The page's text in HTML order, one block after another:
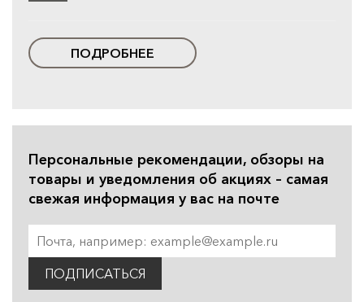
ПОДРОБНЕЕ
Персональные рекомендации, обзоры на
товары и уведомления об акциях – самая
свежая информация у вас на почте
ПОДПИСАТЬСЯ